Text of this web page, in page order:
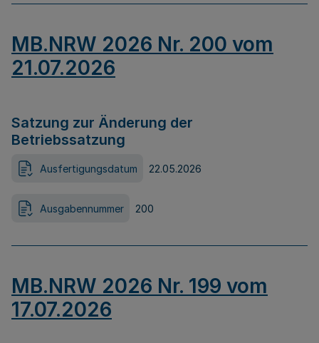
MB.NRW 2026 Nr. 200 vom
21.07.2026
Satzung zur Änderung der
Betriebssatzung
Ausfertigungsdatum 22.05.2026
Ausgabennummer 200
MB.NRW 2026 Nr. 199 vom
17.07.2026